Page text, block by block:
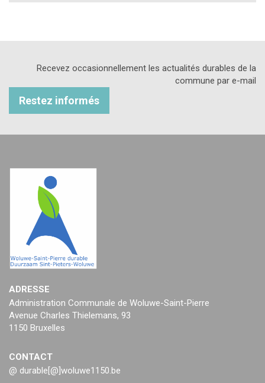
Recevez occasionnellement les actualités durables de la
commune par e-mail
Restez informés
ADRESSE
Administration Communale de Woluwe-Saint-Pierre
Avenue Charles Thielemans, 93
1150 Bruxelles
CONTACT
@ durable[@]woluwe1150.be